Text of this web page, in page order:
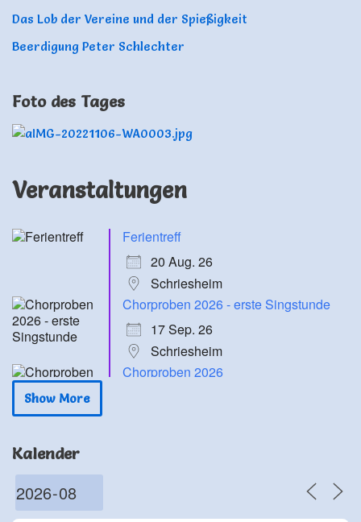
Das Lob der Vereine und der Spießigkeit
Beerdigung Peter Schlechter
Foto des Tages
Veranstaltungen
Ferientreff
20 Aug. 26
Schriesheim
Chorproben 2026 - erste Singstunde
17 Sep. 26
Schriesheim
Chorproben 2026
Show More
Kalender